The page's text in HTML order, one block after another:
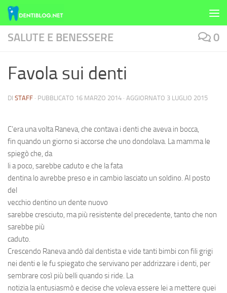
Skip to content
SALUTE E BENESSERE 0
Favola sui denti
DI STAFF · PUBBLICATO 16 MARZO 2014 · AGGIORNATO 3 LUGLIO 2015
C’era una volta Raneva, che contava i denti che aveva in bocca,
fin quando un giorno si accorse che uno dondolava. La mamma le
spiegò che, da
li a poco, sarebbe caduto e che lafata
dentinalo avrebbe preso e in cambio lasciato un soldino. Al posto
del
vecchio dentino un dente nuovo
sarebbe cresciuto, ma più resistente del precedente, tanto che non
sarebbe più
caduto.
Crescendo Raneva andò dal dentistae vide tanti bimbi con fili grigi
nei denti e le fu spiegato che servivano peraddrizzare i denti, per
sembrare così più belli quando si ride. La
notizia la entusiasmò e decise che voleva essere lei a mettere quei